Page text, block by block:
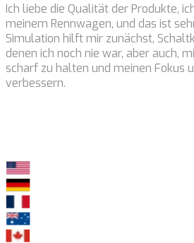
Ich liebe die Qualität der Produkte,
meinem Rennwagen, und das ist
Simulation hilft mir zunächst,
denen ich noch nie war, aber auch,
scharf zu halten und meinen Fokus
verbessern.